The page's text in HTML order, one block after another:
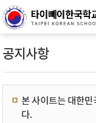
공지사항
본 사이트는 대한
다.